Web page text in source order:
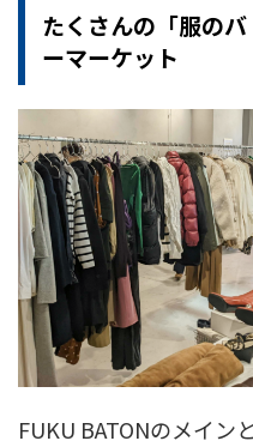
たくさんの「服の
ーマーケット
FUKU BATONのメイン